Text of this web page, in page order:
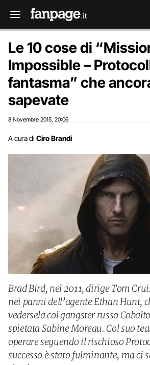
Le 10 cose di
Impossible –
fantasma” che
sapevate
8 Novembre 2015 20:06
A cura di Ciro Brandi
Brad Bird, nel 2011, dirige Tom
nei panni dell’agente Ethan Hunt,
vedersela col gangster russo
spietata Sabine Moreau. Col suo
operare seguendo il rischioso
successo è stato fulminante, ma ci